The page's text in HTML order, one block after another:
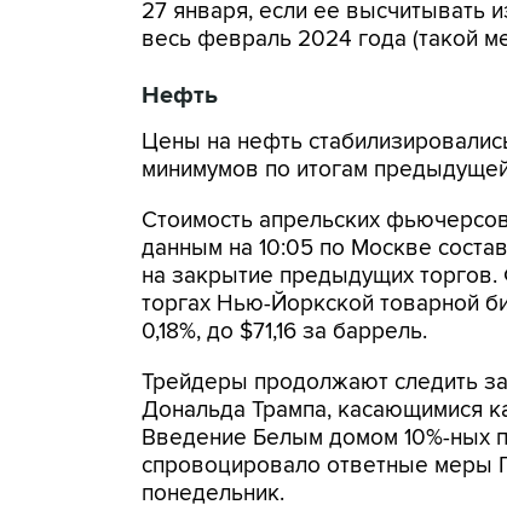
27 января, если ее высчитывать
весь февраль 2024 года (такой
Нефть
Цены на нефть
минимумов по итогам
Стоимость апрельских
данным на 10:05 по Москве
на закрытие предыдущих
торгах Нью-Йоркской товарной
0,18%, до $71,16 за баррель.
Трейдеры продолжают следить
Дональда Трампа, касающимися
Введение Белым домом 10%-ных
спровоцировало ответные меры
понедельник.